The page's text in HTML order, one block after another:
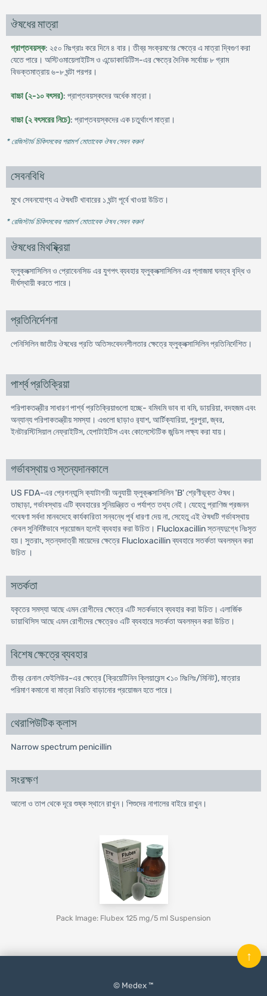
ঔষধের মাত্রা
প্রাপ্তবয়স্ক: ২৫০ মিঃগ্রাঃ করে দিনে ৪ বার। তীব্র সংক্রমণের ক্ষেত্রে এ মাত্রা দ্বিগুণ করা
যেতে পারে। অস্টিওমায়েলাইটিস ও এন্ডোকার্ডিটিস-এর ক্ষেত্রে দৈনিক সর্বোচ্চ ৮ গ্রাম
বিভক্তমাত্রায় ৬-৮ ঘন্টা পরপর।
বাচ্চা (২-১০ বৎসর): প্রাপ্তবয়স্কদের অর্ধেক মাত্রা।
বাচ্চা (২ বৎসরের নিচে): প্রাপ্তবয়স্কদের এক চতুর্থাংশ মাত্রা।
* রেজিস্টার্ড চিকিৎসকের পরামর্শ মোতাবেক ঔষধ সেবন করুন'
সেবনবিধি
মুখে সেবনযোগ্য এ ঔষধটি খাবারের ১ ঘন্টা পূর্বে খাওয়া উচিত।
* রেজিস্টার্ড চিকিৎসকের পরামর্শ মোতাবেক ঔষধ সেবন করুন'
ঔষধের মিথষ্ক্রিয়া
ফ্লুক্লক্সাসিলিন ও প্রোবেনসিড এর যুগপৎ ব্যবহার ফ্লুক্লক্সাসিলিন এর প্লাজমা ঘনত্ব বৃদ্ধি ও
দীর্ঘস্থায়ী করতে পারে।
প্রতিনির্দেশনা
পেনিসিলিন জাতীয় ঔষধের প্রতি অতিসংবেদনশীলতার ক্ষেত্রে ফ্লুক্লক্সাসিলিন প্রতিনির্দেশিত।
পার্শ্ব প্রতিক্রিয়া
পরিপাকতন্ত্রীর সাধারণ পার্শ্ব প্রতিক্রিয়াগুলো হচ্ছে- বমিবমি ভাব বা বমি, ডায়রিয়া, বদহজম এবং
অন্যান্য পরিপাকতন্ত্রীয় সমস্যা। এগুলো ছাড়াও র‌্যাশ, আর্টিক্যারিয়া, পুরপুরা, জ্বর,
ইনটারস্টিসিয়াল নেফ্রাইটিস, হেপাটাইটিস এবং কোলেস্টেটিক জন্ডিস লক্ষ্য করা যায়।
গর্ভাবস্থায় ও স্তন্যদানকালে
US FDA-এর প্রেগন্যান্সি ক্যাটাগরী অনুযায়ী ফ্লুক্লক্সাসিলিন 'B' শ্রেণীভূক্ত ঔষধ।
তাছাড়া, গর্ভাবস্থায় এটি ব্যবহারের সুনিয়ন্ত্রিত ও পর্যাপ্ত তথ্য নেই। যেহেতু প্রাণিজ প্রজনন
গবেষণা সর্বদা মানবদেহে কার্যকারিতা সন্বন্ধে পূর্ব ধারণা দেয় না, সেহেতু এই ঔষধটি গর্ভাবস্থায়
কেবল সুনির্দিষ্টভাবে প্রয়োজন হলেই ব্যবহার করা উচিত। Flucloxacillin স্তন্যদুগ্ধে নিঃসৃত
হয়। সুতরাং, স্তন্যদাত্রী মায়েদের ক্ষেত্রে Flucloxacillin ব্যবহারে সতর্কতা অবলম্বন করা
উচিত ।
সতর্কতা
যকৃতের সমস্যা আছে এমন রোগীদের ক্ষেত্রে এটি সতর্কভাবে ব্যবহার করা উচিত। এলার্জিক
ডায়াথিসিস আছে এমন রোগীদের ক্ষেত্রেও এটি ব্যবহারে সতর্কতা অবলম্বন করা উচিত।
বিশেষ ক্ষেত্রে ব্যবহার
তীব্র রেনাল ফেইলিউর-এর ক্ষেত্রে (ক্রিয়েটিনিন ক্লিয়ারেন্স <১০ মিঃলিঃ/মিনিট), মাত্রার
পরিমাণ কমানো বা মাত্রা বিরতি বাড়ানোর প্রয়োজন হতে পারে।
থেরাপিউটিক ক্লাস
Narrow spectrum penicillin
সংরক্ষণ
আলো ও তাপ থেকে দূরে শুষ্ক স্থানে রাখুন। শিশুদের নাগালের বাইরে রাখুন।
Pack Image: Flubex 125 mg/5 ml Suspension
© Medex ™
↑